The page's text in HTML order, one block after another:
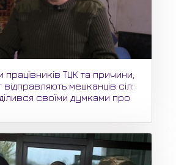
працівників ТЦК та причини,
мешканців сіл:
своїми думками про